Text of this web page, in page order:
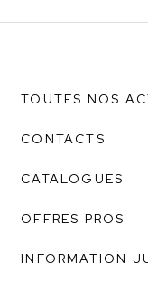
TOUTES NOS
CONTACTS
CATALOGUES
OFFRES PROS
INFORMATION